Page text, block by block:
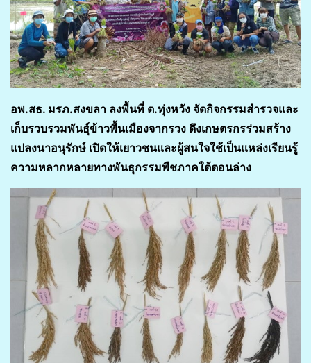
อพ.สธ. มรภ.สงขลา ลงพื้นที่ ต.ทุ่งหวัง จัดกิจกรรมสำรวจและ
เก็บรวบรวมพันธุ์ข้าวพื้นเมืองจากรวง ดึงเกษตรกรร่วมสร้าง
แปลงนาอนุรักษ์ เปิดให้เยาวชนและผู้สนใจใช้เป็นแหล่งเรียนรู้
ความหลากหลายทางพันธุกรรมพืชภาคใต้ตอนล่าง